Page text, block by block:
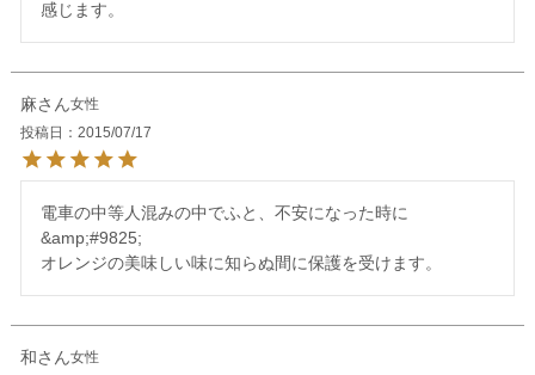
麻
女性
投稿日
2015/07/17
電車の中等人混みの中でふと、不安になった時に
&amp;#9825;
和
女性